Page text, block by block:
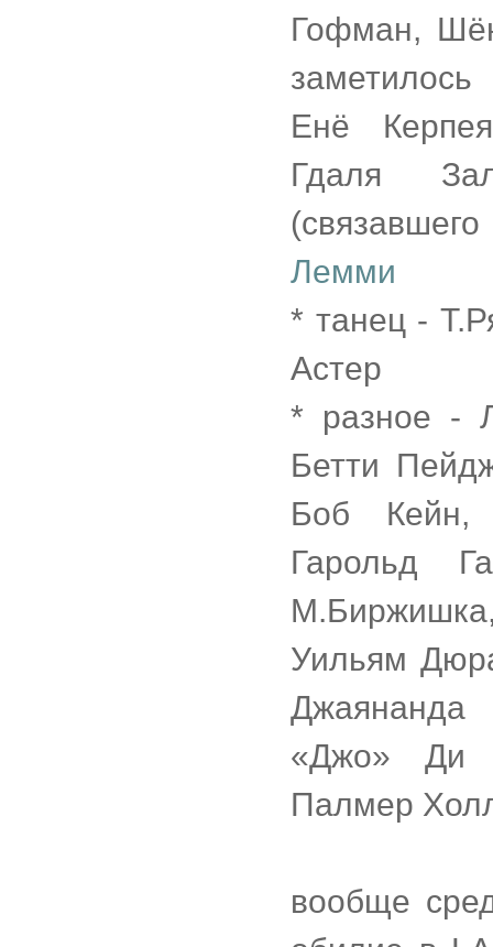
Гофман,
Енё
Гдаля
Лемми
* танец -
Астер
* разное -
Бетти
Боб Кейн,
Гарольд
Уильям
«Джо»
Палмер
вообще